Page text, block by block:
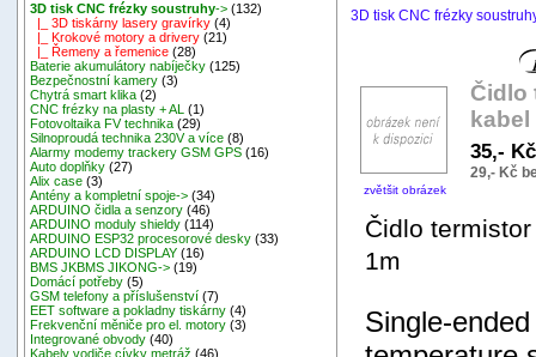
3D tisk CNC frézky soustruhy-> (132)
|_ 3D tiskárny lasery gravírky (4)
|_ Krokové motory a drivery (21)
|_ Řemeny a řemenice (28)
Baterie akumulátory nabíječky (125)
Bezpečnostní kamery (3)
Chytrá smart klika (2)
CNC frézky na plasty + AL
(1)
Fotovoltaika FV technika (29)
Silnoproudá technika 230V a více (8)
Alarmy modemy trackery GSM GPS (16)
Auto doplňky (27)
Alix case (3)
Antény a kompletní spoje-> (34)
ARDUINO čidla a senzory (46)
ARDUINO moduly shieldy (114)
ARDUINO ESP32 procesorové desky (33)
ARDUINO LCD DISPLAY (16)
BMS JKBMS JIKONG-> (19)
Domácí potřeby (5)
GSM telefony a příslušenství (7)
EET software a pokladny tiskárny (4)
Frekvenční měniče pro el. motory (3)
Integrované obvody (40)
Kabely vodiče cívky metráž (46)
3D tisk CNC frézky
zvětšit obrázek
Čidlo
kabel
35,-
29,- Kč
Čidlo
1m
Single-